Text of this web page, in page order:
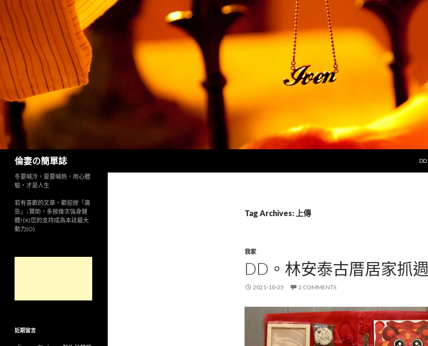
倫妻の簡單誌
Search
DD
Tag Archives: 上傳
我家
DD。林安泰古厝居家抓週
2021-10-25 2 COMMENTS
冬要喊冷，夏要喊熱，用心體
驗，才是人生
若有喜歡的文章，歡迎按「廣
告」↓贊助，多按幾次強身健
體!(X)您的支持成為本誌最大
動力(O)
近期留言